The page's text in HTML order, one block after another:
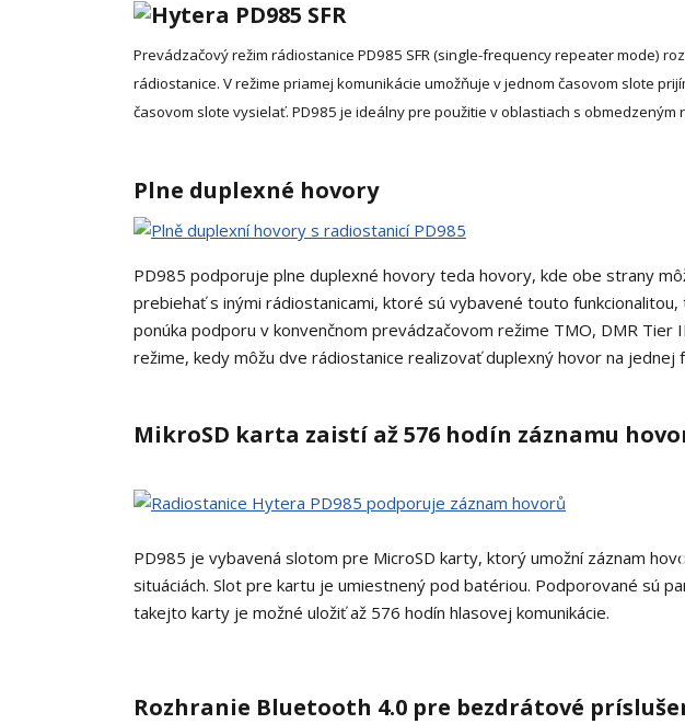
Prevádzačový režim rádiostanice PD985 SFR (single-frequency repeater mode)
rádiostanice. V režime priamej komunikácie umožňuje v jednom časovom slote
časovom slote vysielať. PD985 je ideálny pre použitie v oblastiach s obmedzeným
Plne duplexné hovory
PD985 podporuje plne duplexné hovory teda hovory, kde obe strany
prebiehať s inými rádiostanicami, ktoré sú vybavené touto
ponúka podporu v konvenčnom prevádzačovom režime TMO, DMR
režime, kedy môžu dve rádiostanice realizovať duplexný hovor na jednej
MikroSD karta zaistí až 576 hodín záznamu
PD985 je vybavená slotom pre MicroSD karty, ktorý umožní záznam
situáciách. Slot pre kartu je umiestnený pod batériou. Podporované sú
takejto karty je možné uložiť až 576 hodín hlasovej komunikácie.
Rozhranie Bluetooth 4.0 pre bezdrátové